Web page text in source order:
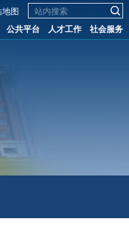
地图
公共平台 人才工作 社会服务